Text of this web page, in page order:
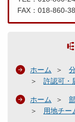
FAX：018-860-
ホーム
許認可・
ホーム
用地チー